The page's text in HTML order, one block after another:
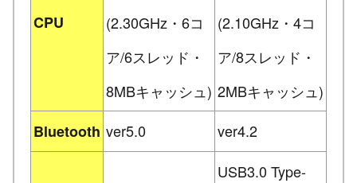
CPU
(2.30GHz・6コ
ア/6スレッド・
8MBキャッシュ)
(2.10GHz・4コ
ア/8スレッド・
2MBキャッシュ)
Bluetooth ver5.0 ver4.2
USB3.0 Type-